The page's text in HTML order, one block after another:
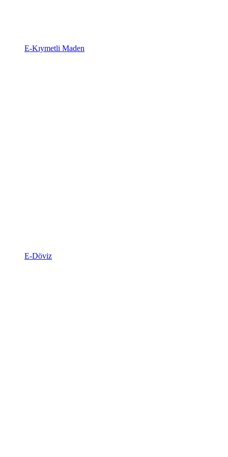
E-Kıymetli Maden
E-Döviz